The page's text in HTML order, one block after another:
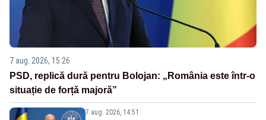
7 aug. 2026, 15:26
PSD, replică dură pentru Bolojan: „România este într-o
situație de forță majoră”
7 aug. 2026, 14:51